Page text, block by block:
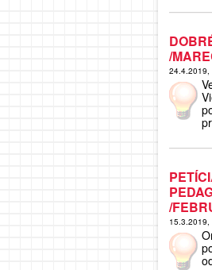
/
24.4.2019,
/
15.3.2019,